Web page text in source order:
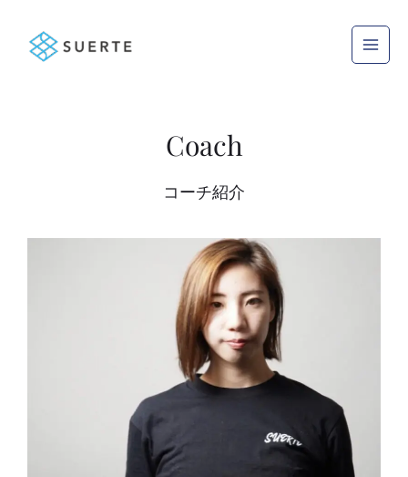
Menu
Coach
コーチ紹介